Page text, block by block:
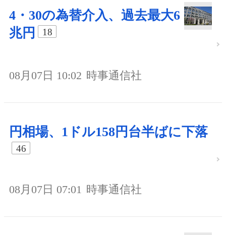
4・30の為替介入、過去最大6
兆円
18
08月07日 10:02 時事通信社
円相場、1ドル158円台半ばに下落
46
08月07日 07:01 時事通信社